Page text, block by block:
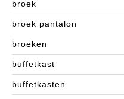
broek
broek pantalon
broeken
buffetkast
buffetkasten